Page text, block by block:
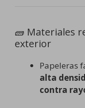
🧱 Materiales
exterior
Papeleras
alta
contra